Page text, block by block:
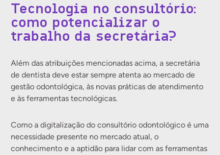
Tecnologia no consultório:
como potencializar o
trabalho da secretária?
Além das atribuições mencionadas acima, a secretária
de dentista deve estar sempre atenta ao mercado de
gestão odontológica, às novas práticas de atendimento
e às ferramentas tecnológicas.
Como a digitalização do consultório odontológico é uma
necessidade presente no mercado atual, o
conhecimento e a aptidão para lidar com as ferramentas